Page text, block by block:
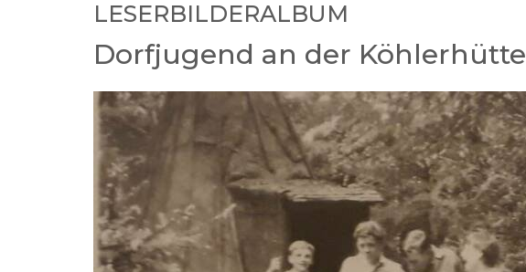
LESERBILDERALBUM
Dorfjugend an der Köhlerhütte